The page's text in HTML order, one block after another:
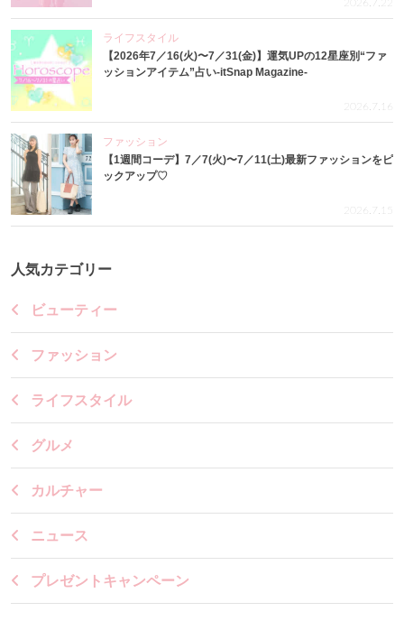
2026.7.22
ライフスタイル
【2026年7／16(火)〜7／31(金)】運気UPの12星座別“ファ
ッションアイテム”占い-itSnap Magazine-
2026.7.16
ファッション
【1週間コーデ】7／7(火)〜7／11(土)最新ファッションをピ
ックアップ♡
2026.7.15
人気カテゴリー
ビューティー
ファッション
ライフスタイル
グルメ
カルチャー
ニュース
プレゼントキャンペーン